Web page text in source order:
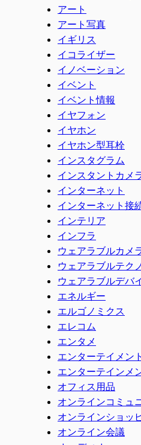
アート
アート写真
イギリス
イコライザー
イノベーション
イベント
イベント情報
イヤフォン
イヤホン
イヤホン型耳栓
インスタグラム
インスタントカメ
インターネット
インターネット接
インテリア
インフラ
ウェアラブルカメ
ウェアラブルテク
ウェアラブルデバ
エネルギー
エルゴノミクス
エレコム
エンタメ
エンターテイメント
エンターテインメ
オフィス用品
オンラインコミュ
オンラインショッ
オンライン会議